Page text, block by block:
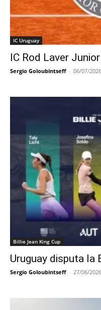
IC Uruguay
IC Rod Laver
Sergio Goloubintseff - 06/07/2026
Billie Jean King Cup
Uruguay disputa la
Sergio Goloubintseff - 27/06/2026